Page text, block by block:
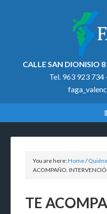
CALLE SAN DIONISIO
Tel. 963 923
You are here:Home/
ACOMPAÑO.
TE